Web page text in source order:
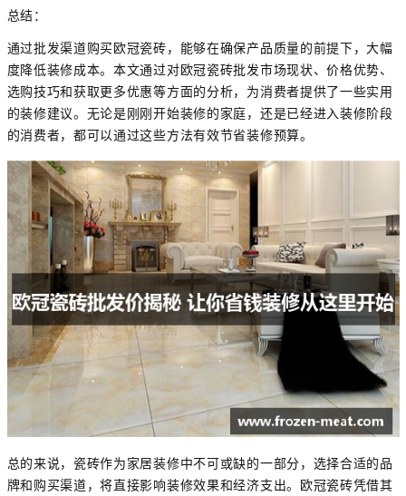
总结：
通过批发渠道购买欧冠瓷砖，能够在确保产品质量的前提下，大幅
度降低装修成本。本文通过对欧冠瓷砖批发市场现状、价格优势、
选购技巧和获取更多优惠等方面的分析，为消费者提供了一些实用
的装修建议。无论是刚刚开始装修的家庭，还是已经进入装修阶段
的消费者，都可以通过这些方法有效节省装修预算。
总的来说，瓷砖作为家居装修中不可或缺的一部分，选择合适的品
牌和购买渠道，将直接影响装修效果和经济支出。欧冠瓷砖凭借其